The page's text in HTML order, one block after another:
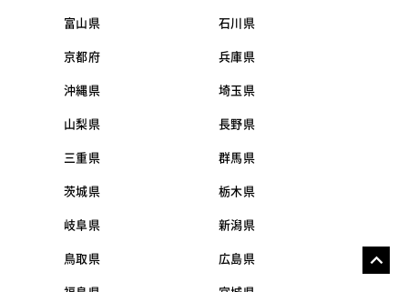
富山県 石川県
京都府 兵庫県
沖縄県 埼玉県
山梨県 長野県
三重県 群馬県
茨城県 栃木県
岐阜県 新潟県
鳥取県 広島県